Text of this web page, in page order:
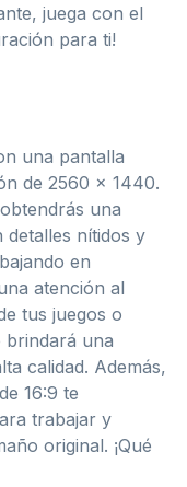
juega con el
para ti!
una pantalla
de 2560 x 1440.
una
detalles nítidos y
en
atención al
tus juegos o
brindará una
calidad. Además,
16:9 te
trabajar y
original. ¡Qué